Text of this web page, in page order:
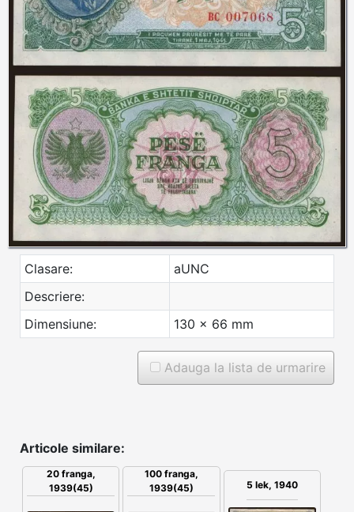
Clasare:
aUNC
Descriere:
Dimensiune:
130 x 66 mm
Adauga la lista de urmarire
Articole similare:
20 franga,
1939(45)
100 franga,
1939(45)
5 lek, 1940